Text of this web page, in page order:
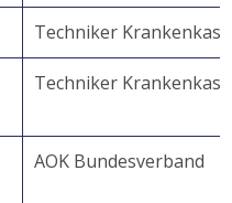
Techniker
Techniker
AOK Bundesverband